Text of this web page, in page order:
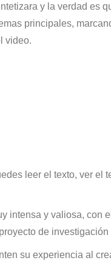
y la verdad es
principales,
video.
leer el texto, ver el
intensa y valiosa, con
de
su experiencia al